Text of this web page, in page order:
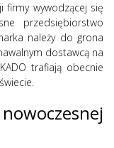
firmy wywodzącej się
przedsiębiorstwo
należy do grona
dostawcą na
trafiają obecnie